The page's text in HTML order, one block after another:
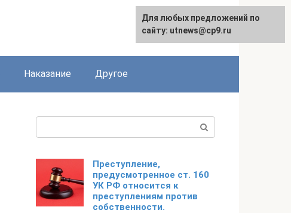
Наказание Другое
Преступление,
предусмотренное ст. 160
УК РФ относится к
преступлениям против
собственности.
Для любых предложений по
сайту: utnews@cp9.ru